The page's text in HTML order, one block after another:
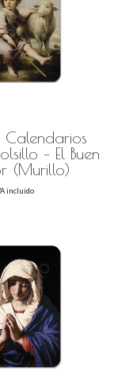
– El Buen
(Murillo)
incluido